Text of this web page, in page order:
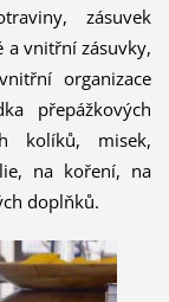
zásuvek
a vnitřní zásuvky,
organizace
přepážkových
kolíků, misek,
na koření, na
doplňků.